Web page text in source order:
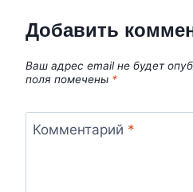
Добавить
Ваш адрес email не будет
поля помечены *
Комментарий *